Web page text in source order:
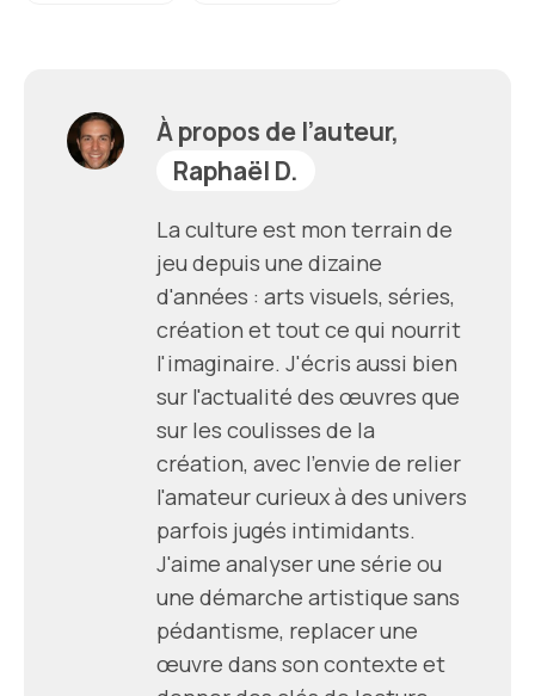
À propos de l’auteur,
Raphaël D.
La culture est mon terrain de
jeu depuis une dizaine
d'années : arts visuels, séries,
création et tout ce qui nourrit
l'imaginaire. J'écris aussi bien
sur l'actualité des œuvres que
sur les coulisses de la
création, avec l'envie de relier
l'amateur curieux à des univers
parfois jugés intimidants.
J'aime analyser une série ou
une démarche artistique sans
pédantisme, replacer une
œuvre dans son contexte et